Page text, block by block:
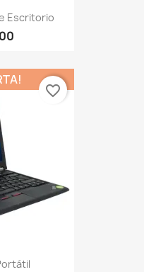
Escritorio
favorite_border